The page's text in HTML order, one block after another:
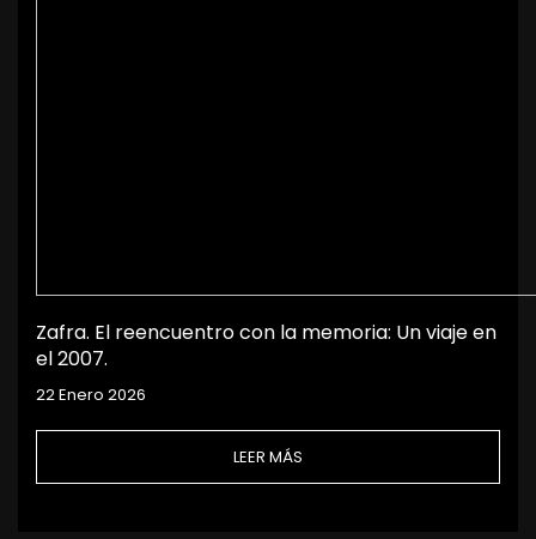
Zafra. El reencuentro con la memoria: Un viaje en
el 2007.
22 Enero 2026
LEER MÁS